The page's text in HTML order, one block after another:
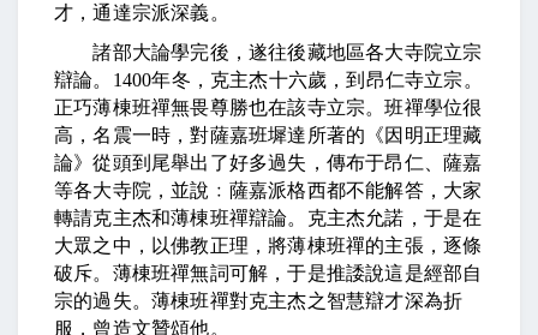
才，通達宗派深義。
諸部大論學完後，遂往後藏地區各大寺院立宗
辯論。 1400年冬，克主杰十六歲，到昂仁寺立宗。
正巧薄棟班禪無畏尊勝也在該寺立宗。班禪學位很
高，名震一時，對薩嘉班墀達所著的《因明正理藏
論》從頭到尾舉出了好多過失，傳布于昂仁、薩嘉
等各大寺院，並說﹕薩嘉派格西都不能解答，大家
轉請克主杰和薄棟班禪辯論。克主杰允諾，于是在
大眾之中，以佛教正理，將薄棟班禪的主張，逐條
破斥。薄棟班禪無詞可解，于是推諉說這是經部自
宗的過失。薄棟班禪對克主杰之智慧辯才深為折
服，曾造文贊頌他。